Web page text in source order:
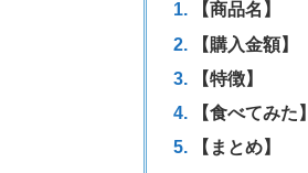
【商品名】
【購入金額】
【特徴】
【食べてみた】
【まとめ】